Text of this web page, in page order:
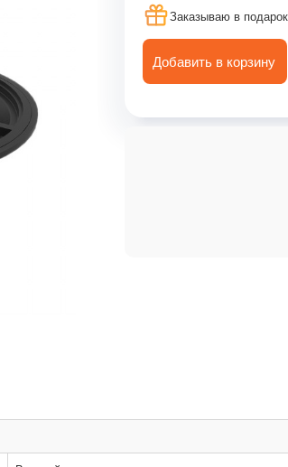
Заказываю в подарок
Добавить в корзину